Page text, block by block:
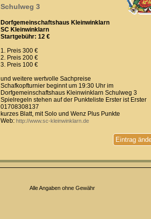
Schulweg 3
Dorfgemeinschaftshaus Kleinwinklarn
SC Kleinwinklarn
Startgebühr: 12 €
1. Preis 300 €
2. Preis 200 €
3. Preis 100 €
und weitere wertvolle Sachpreise
Schafkopfturnier beginnt um 19:30 Uhr im
Dorfgemeinschaftshaus Kleinwinklarn Schulweg 3
Spielregeln stehen auf der Punkteliste Erster ist Erster
01708308137
kurzes Blatt, mit Solo und Wenz Plus Punkte
Web: http://www.sc-kleinwinklarn.de
Eintrag
Alle Angaben ohne Gewähr